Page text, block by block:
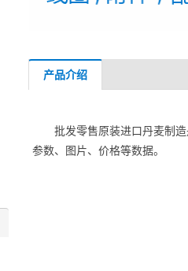
产品介绍
批发零售原装进口丹麦制
参数、图片、价格等数据。